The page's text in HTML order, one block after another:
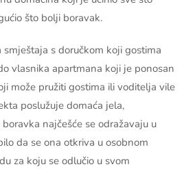
što bolji boravak.
s doručkom koji gostima
vlasnika apartmana koji je ponosan
može pružiti gostima ili voditelja vile
poslužuje domaća jela,
najčešće se odražavaju u
da se ona otkriva u osobnom
za koju se odlučio u svom